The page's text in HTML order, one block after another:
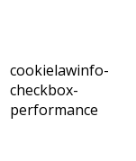
cookielawinfo-
checkbox-
performance